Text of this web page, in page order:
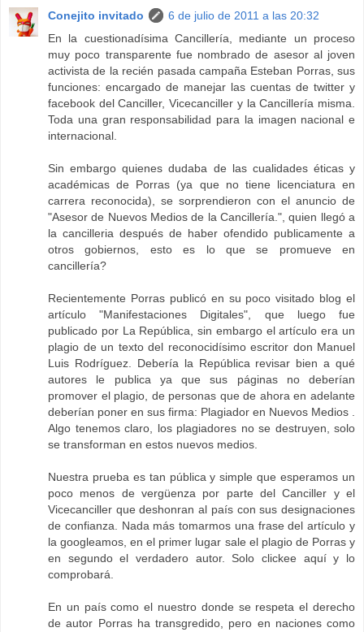
Conejito invitado
6 de julio de 2011 a las 20:32
En la cuestionadísima Cancillería, mediante un proceso
muy poco transparente fue nombrado de asesor al joven
activista de la recién pasada campaña Esteban Porras, sus
funciones: encargado de manejar las cuentas de twitter y
facebook del Canciller, Vicecanciller y la Cancillería misma.
Toda una gran responsabilidad para la imagen nacional e
internacional.
Sin embargo quienes dudaba de las cualidades éticas y
académicas de Porras (ya que no tiene licenciatura en
carrera reconocida), se sorprendieron con el anuncio de
"Asesor de Nuevos Medios de la Cancillería.", quien llegó a
la cancilleria después de haber ofendido publicamente a
otros gobiernos, esto es lo que se promueve en
cancillería?
Recientemente Porras publicó en su poco visitado blog el
artículo "Manifestaciones Digitales", que luego fue
publicado por La República, sin embargo el artículo era un
plagio de un texto del reconocidísimo escritor don Manuel
Luis Rodríguez. Debería la República revisar bien a qué
autores le publica ya que sus páginas no deberían
promover el plagio, de personas que de ahora en adelante
deberían poner en sus firma: Plagiador en Nuevos Medios .
Algo tenemos claro, los plagiadores no se destruyen, solo
se transforman en estos nuevos medios.
Nuestra prueba es tan pública y simple que esperamos un
poco menos de vergüenza por parte del Canciller y el
Vicecanciller que deshonran al país con sus designaciones
de confianza. Nada más tomarmos una frase del artículo y
la googleamos, en el primer lugar sale el plagio de Porras y
en segundo el verdadero autor. Solo clickee aquí y lo
comprobará.
En un país como el nuestro donde se respeta el derecho
de autor Porras ha transgredido, pero en naciones como